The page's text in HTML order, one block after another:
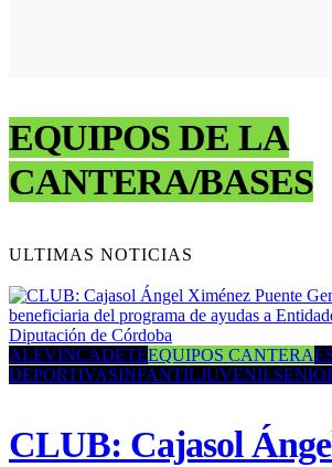
EQUIPOS DE LA
CANTERA/BASES
ULTIMAS NOTICIAS
ALEVINCADETEEQUIPOS CANTERA
DEPORTIVASINFANTILJUVENIL
CLUB: Cajasol